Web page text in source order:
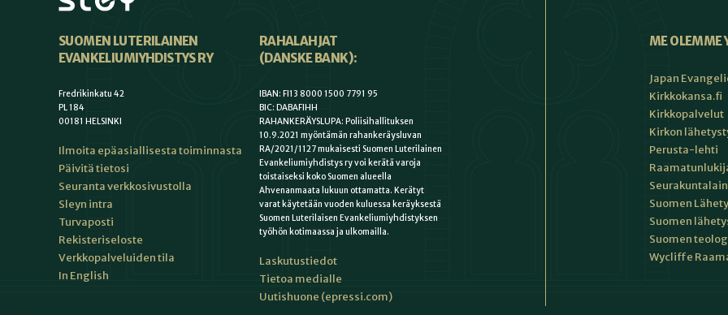
SUOMEN LUTERILAINEN
EVANKELIUMIYHDISTYS RY
Fredrikinkatu 42
PL 184
00181 HELSINKI
Ilmoita epäasiallisesta toiminnasta
Päivitä tietosi
Seuranta verkkosivustolla
Sleyn intra
Turvaposti
Rekisteriseloste
Verkkopalveluiden tila
In English
RAHALAHJAT
(DANSKE BANK):
IBAN: FI13 8000 1500 7791 95
BIC: DABAFIHH
RAHANKERÄYSLUPA: Poliisihallituksen
10.9.2021 myöntämän rahankeräysluvan
RA/2021/1127 mukaisesti Suomen Luterilainen
Evankeliumiyhdistys ry voi kerätä varoja
toistaiseksi koko Suomen alueella
Ahvenanmaata lukuun ottamatta. Kerätyt
varat käytetään vuoden kuluessa keräyksestä
Suomen Luterilaisen Evankeliumiyhdistyksen
työhön kotimaassa ja ulkomailla.
Laskutustiedot
Tietoa medialle
Uutishuone (epressi.com)
ME OLEMME
Japan
Kirkkokansa.fi
Kirkkopalvelut
Kirkon
Perusta-lehti
Suomen
Suomen
Suomen
Wycliffe